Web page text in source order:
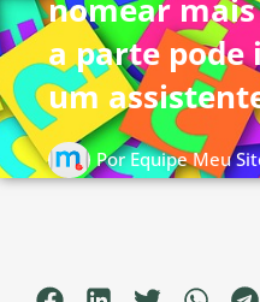
nomear
a parte pode
um
PorEquipe Meu